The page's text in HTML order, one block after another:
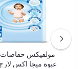
مولفيكس حفاضات
عبوة ميجا اكس